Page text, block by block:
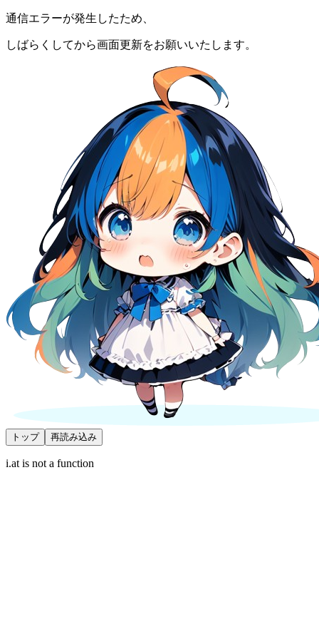
通信エラーが発生したため、
しばらくしてから画面更新をお願いいたします。
トップ 再読み込み
i.at is not a function